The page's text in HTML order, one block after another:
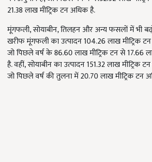
21.38 लाख मीट्रिक टन अधिक है.
मूंगफली, सोयाबीन, तिलहन और अन्य फसलों में भी
खरीफ मूंगफली का उत्पादन 104.26 लाख मीट्रिक
जो पिछले वर्ष के 86.60 लाख मीट्रिक टन से 17.66
है. वहीं, सोयाबीन का उत्पादन 151.32 लाख मीट्रिक
जो पिछले वर्ष की तुलना में 20.70 लाख मीट्रिक टन